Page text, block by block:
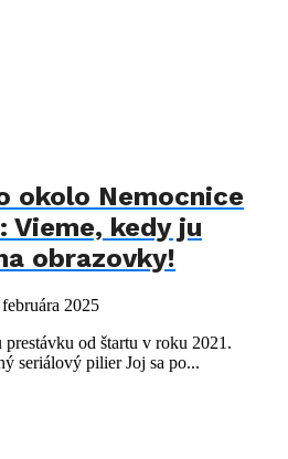
okolo Nemocnice
Vieme, kedy ju
obrazovky!
2025
prestávku od štartu v roku 2021.
seriálový pilier Joj sa po...